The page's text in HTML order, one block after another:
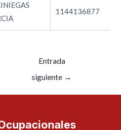
1144136877
Entrada
siguiente →